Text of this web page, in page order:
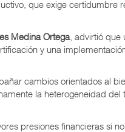
que exige certidumbre
Medina Ortega, advirtió que
y una
cambios orientados al
la heterogeneidad del
presiones financieras si